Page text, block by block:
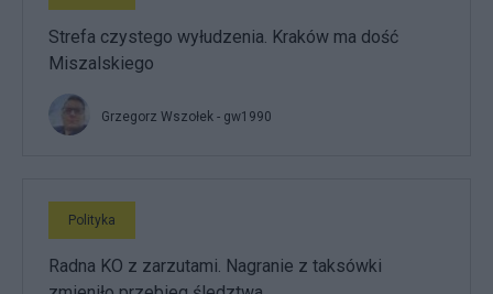
Strefa czystego wyłudzenia. Kraków ma dość
Miszalskiego
Grzegorz Wszołek - gw1990
Polityka
Radna KO z zarzutami. Nagranie z taksówki